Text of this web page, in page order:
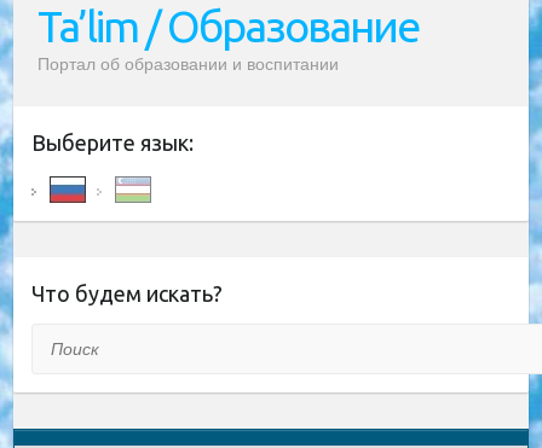
Ta’lim / Образование
Портал об образовании и воспитании
Выберите язык:
Что будем искать?